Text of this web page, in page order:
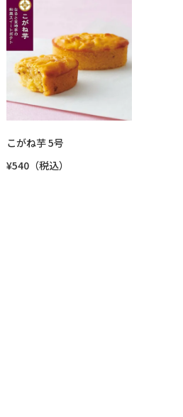
こがね芋 5号
¥540（税込）